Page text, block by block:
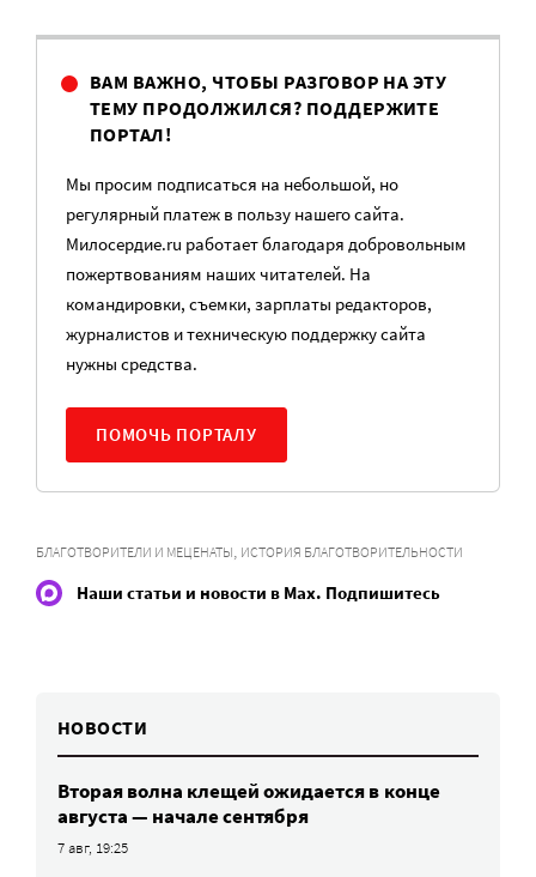
ВАМ ВАЖНО, ЧТОБЫ РАЗГОВОР НА ЭТУ
ТЕМУ ПРОДОЛЖИЛСЯ? ПОДДЕРЖИТЕ
ПОРТАЛ!
Мы просим подписаться на небольшой, но
регулярный платеж в пользу нашего сайта.
Милосердие.ru работает благодаря добровольным
пожертвованиям наших читателей. На
командировки, съемки, зарплаты редакторов,
журналистов и техническую поддержку сайта
нужны средства.
ПОМОЧЬ ПОРТАЛУ
БЛАГОТВОРИТЕЛИ И МЕЦЕНАТЫ ИСТОРИЯ БЛАГОТВОРИТЕЛЬНОСТИ
Наши статьи и новости в Max. Подпишитесь
НОВОСТИ
Вторая волна клещей ожидается в конце
августа — начале сентября
7 авг, 19:25